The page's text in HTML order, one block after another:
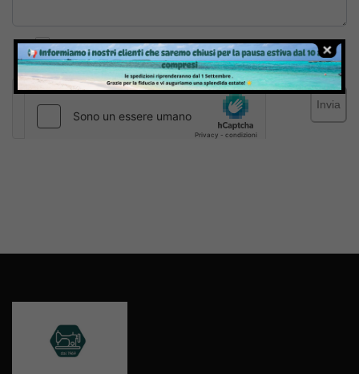
Inviando il messaggio confermo di aver letto e accettato
Termini e condizionidel sito web
Invia